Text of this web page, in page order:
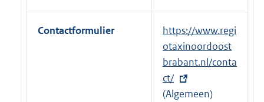
:
Contactformulier
E
x
t
e
r
https://www.regi
otaxinoordoost
brabant.nl/conta
ct/
(Algemeen)